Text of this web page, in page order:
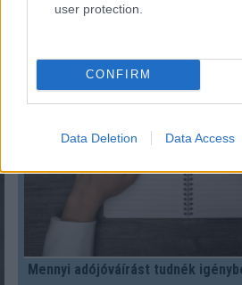
user protection.
CONFIRM
Data Deletion Data Access
Mennyi adójóváírást tudnék